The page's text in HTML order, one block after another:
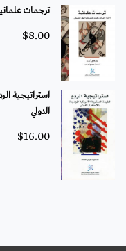
ترجمات
$8.00
استراتيجية
الدولي
$16.00